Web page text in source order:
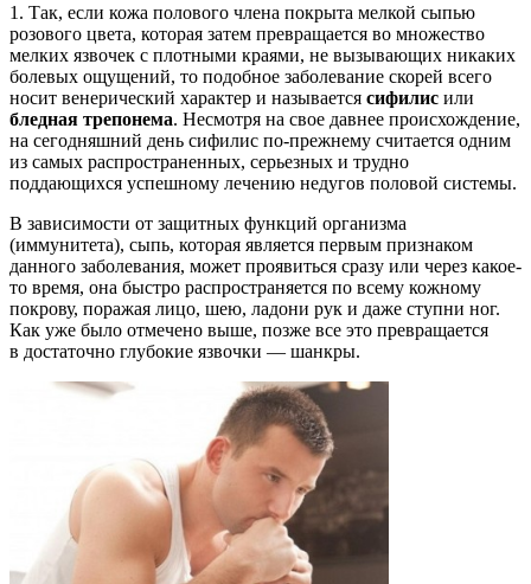
1. Так, если кожа полового члена покрыта мелкой сыпью
розового цвета, которая затем превращается во множество
мелких язвочек с плотными краями, не вызывающих никаких
болевых ощущений, то подобное заболевание скорей всего
носит венерический характер и называется сифилис или
бледная трепонема. Несмотря на свое давнее происхождение,
на сегодняшний день сифилис по-прежнему считается одним
из самых распространенных, серьезных и трудно
поддающихся успешному лечению недугов половой системы.
В зависимости от защитных функций организма
(иммунитета), сыпь, которая является первым признаком
данного заболевания, может проявиться сразу или через какое-
то время, она быстро распространяется по всему кожному
покрову, поражая лицо, шею, ладони рук и даже ступни ног.
Как уже было отмечено выше, позже все это превращается
в достаточно глубокие язвочки — шанкры.